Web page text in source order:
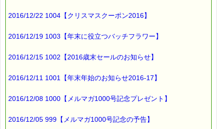
■ｅパスタイム通信 2016.01.18 VOL.907号
先の見えない迷路に迷い込んだような
受験生も大変ですが、
受験生の親も
2016/12/22 1004【クリスマスクーポン2016】
2016/12/19 1003【年末に役立つバッチフラワー】
2016/12/15 1002【2016歳末セールのお知らせ】
2016/12/11 1001【年末年始のお知らせ2016-17】
2016/12/08 1000【メルマガ1000号記念プレゼント】
2016/12/05 999【メルマガ1000号記念の予告】